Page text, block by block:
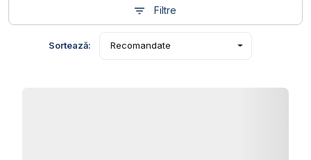
Filtre
Sortează: Recomandate